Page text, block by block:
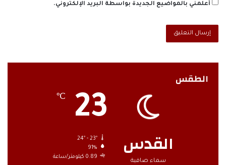
أعلمني بالمواضيع الجديدة بواسطة البريد الإلكتروني.
الطقس
القدس
سماء صافية
23
℃
24º - 23º
91%
0.89 كيلومتر/ساعة